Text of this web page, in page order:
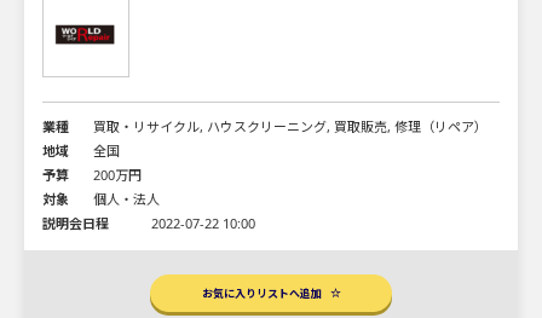
業種
買取・リサイクル, ハウスクリーニング, 買取販売, 修理（リペア）
地域
全国
予算
200万円
対象
個人・法人
説明会日程
2022-07-22 10:00
お気に入りリストへ追加